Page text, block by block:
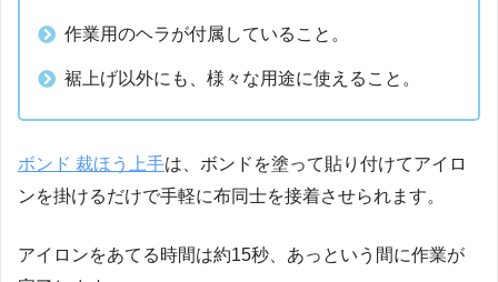
作業用のヘラが付属していること。
裾上げ以外にも、様々な用途に使えること。
ボンド 裁ほう上手は、ボンドを塗って貼り付けてアイロ
ンを掛けるだけで手軽に布同士を接着させられます。
アイロンをあてる時間は約15秒、あっという間に作業が